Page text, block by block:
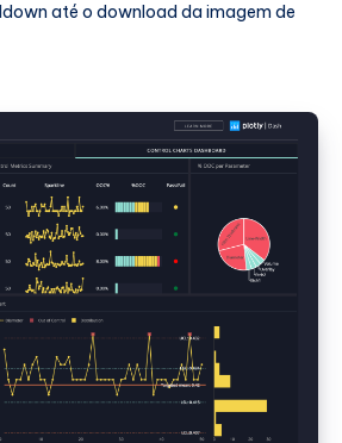
até o download da imagem de